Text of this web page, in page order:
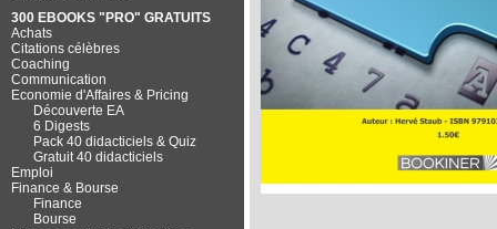
300 EBOOKS "PRO" GRATUITS
Achats
Citations célèbres
Coaching
Communication
Economie d'Affaires & Pricing
Découverte EA
6 Digests
Pack 40 didacticiels & Quiz
Gratuit 40 didacticiels
Emploi
Finance & Bourse
Finance
Bourse